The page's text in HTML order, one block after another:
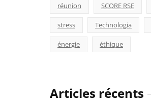
réunion SCORE RSE
stress Technologia
énergie éthique
Articles récents